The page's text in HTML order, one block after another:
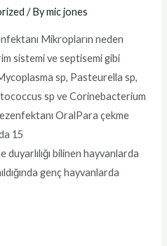
/ Bymic jones
Mikropların neden
sistemi ve septisemi gibi
sp, Pasteurella sp,
sp ve Corinebacterium
OralPara çekme
15
bilinen hayvanlarda
genç hayvanlarda